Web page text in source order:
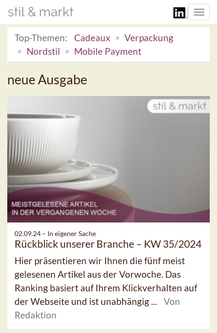
Top-Themen:
Cadeaux
Verpackung
Nordstil
Mobile Payment
neue Ausgabe
02.09.24 – In eigener Sache
Rückblick unserer Branche – KW 35/2024
Hier präsentieren wir Ihnen die fünf meist
gelesenen Artikel aus der Vorwoche. Das
Ranking basiert auf Ihrem Klickverhalten auf
der Webseite und ist unabhängig ...
Von
Redaktion